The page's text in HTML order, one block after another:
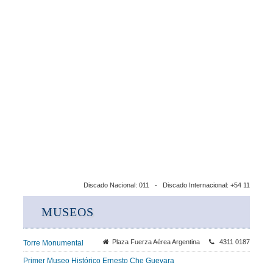
Discado Nacional: 011 - Discado Internacional: +54 11
MUSEOS
Torre Monumental Plaza Fuerza Aérea Argentina 4311 0187
Primer Museo Histórico Ernesto Che Guevara